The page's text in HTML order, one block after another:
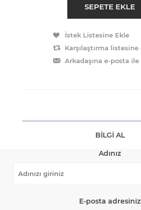
BILGI AL
Adınız
E-posta adresiniz